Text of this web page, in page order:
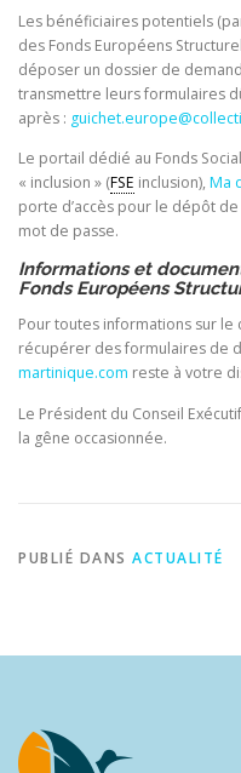
SIGNALER UNE FRAUDE
Les bénéficiaires potentiels
des Fonds Européens
déposer un dossier de
transmettre leurs formulaires
après :
Le portail dédié au Fonds
« inclusion » (FSE inclusion), Ma
porte d’accès pour le dépôt
mot de passe.
Informations et
Fonds Européens
Pour toutes informations sur
récupérer des formulaires de
martinique.com reste à votre
Le Président du Conseil
la gêne occasionnée.
PUBLIÉ DANS ACTUALITÉ